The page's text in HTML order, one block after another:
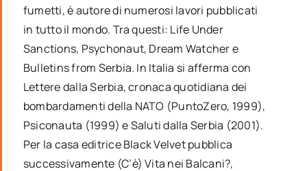
fumetti, è autore di numerosi lavori pubblicati
in tutto il mondo. Tra questi: Life Under
Sanctions, Psychonaut, Dream Watcher e
Bulletins from Serbia. In Italia si afferma con
Lettere dalla Serbia, cronaca quotidiana dei
bombardamenti della NATO (PuntoZero, 1999),
Psiconauta (1999) e Saluti dalla Serbia (2001).
Per la casa editrice Black Velvet pubblica
successivamente (C’è) Vita nei Balcani?,